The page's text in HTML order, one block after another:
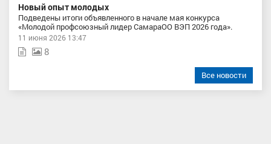
Новый опыт молодых
Подведены итоги объявленного в начале мая конкурса
«Молодой профсоюзный лидер СамараОО ВЭП 2026 года».
11 июня 2026 13:47
8
Все новости